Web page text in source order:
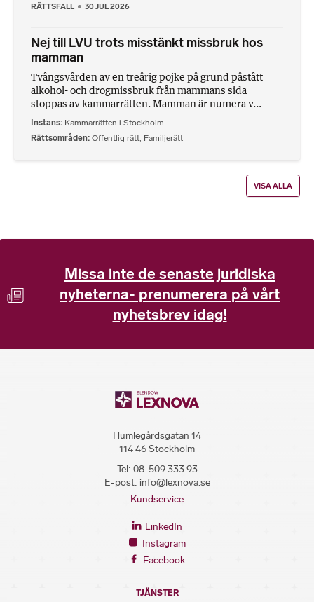
RÄTTSFALL 30 JUL 2026
Nej till LVU trots misstänkt missbruk hos
mamman
Tvångsvården av en treårig pojke på grund påstått
alkohol- och drogmissbruk från mammans sida
stoppas av kammarrätten. Mamman är numera v...
Instans Kammarrätten i Stockholm
Rättsområden Offentlig rätt Familjerätt
VISA ALLA
Missa inte de senaste juridiska
nyheterna- prenumerera på vårt
nyhetsbrev idag!
Humlegårdsgatan 14
114 46 Stockholm
Tel: 08-509 333 93
E-post: info@lexnova.se
Kundservice
LinkedIn
Instagram
Facebook
TJÄNSTER